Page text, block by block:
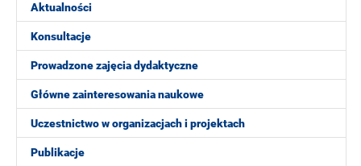
Aktualności
Konsultacje
Prowadzone zajęcia dydaktyczne
Główne zainteresowania naukowe
Uczestnictwo w organizacjach i projektach
Publikacje